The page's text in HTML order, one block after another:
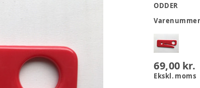
ODDER
69,00 kr.
Ekskl. moms